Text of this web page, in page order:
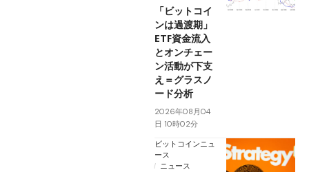
「ビットコイ
ンは過渡期」
ETF資金流入
とオンチェー
ン活動が下支
え＝グラスノ
ード分析
2026年08月04
日 10時02分
ビットコインニュ
ース
ニュース